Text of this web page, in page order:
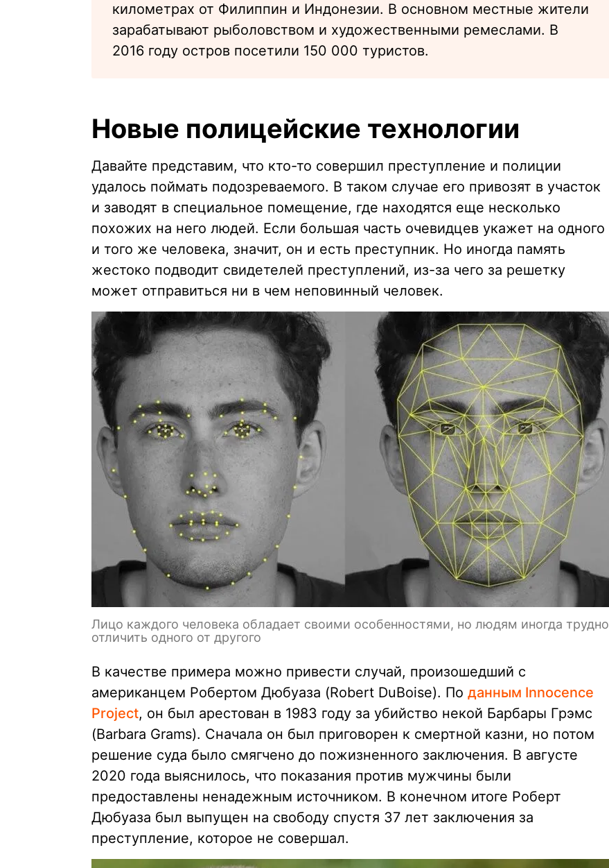
километрах от Филиппин и Индонезии. В основном местные жители
зарабатывают рыболовством и художественными ремеслами. В
2016 году остров посетили 150 000 туристов.
Новые полицейские технологии
Давайте представим, что кто-то совершил преступление и полиции
удалось поймать подозреваемого. В таком случае его привозят в участок
и заводят в специальное помещение, где находятся еще несколько
похожих на него людей. Если большая часть очевидцев укажет на одного
и того же человека, значит, он и есть преступник. Но иногда память
жестоко подводит свидетелей преступлений, из-за чего за решетку
может отправиться ни в чем неповинный человек.
Лицо каждого человека обладает своими особенностями, но людям иногда трудно
отличить одного от другого
В качестве примера можно привести случай, произошедший с
американцем Робертом Дюбуаза (Robert DuBoise). По данным Innocence
Project, он был арестован в 1983 году за убийство некой Барбары Грэмс
(Barbara Grams). Сначала он был приговорен к смертной казни, но потом
решение суда было смягчено до пожизненного заключения. В августе
2020 года выяснилось, что показания против мужчины были
предоставлены ненадежным источником. В конечном итоге Роберт
Дюбуаза был выпущен на свободу спустя 37 лет заключения за
преступление, которое не совершал.